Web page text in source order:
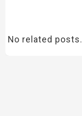
No related posts.